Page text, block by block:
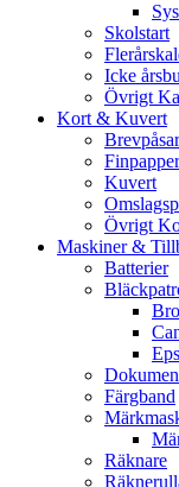
Skolstart
Icke
Övrigt
Kort & Kuvert
Kuvert
Övrigt
Maskiner &
Batterier
Färgband
Räknare